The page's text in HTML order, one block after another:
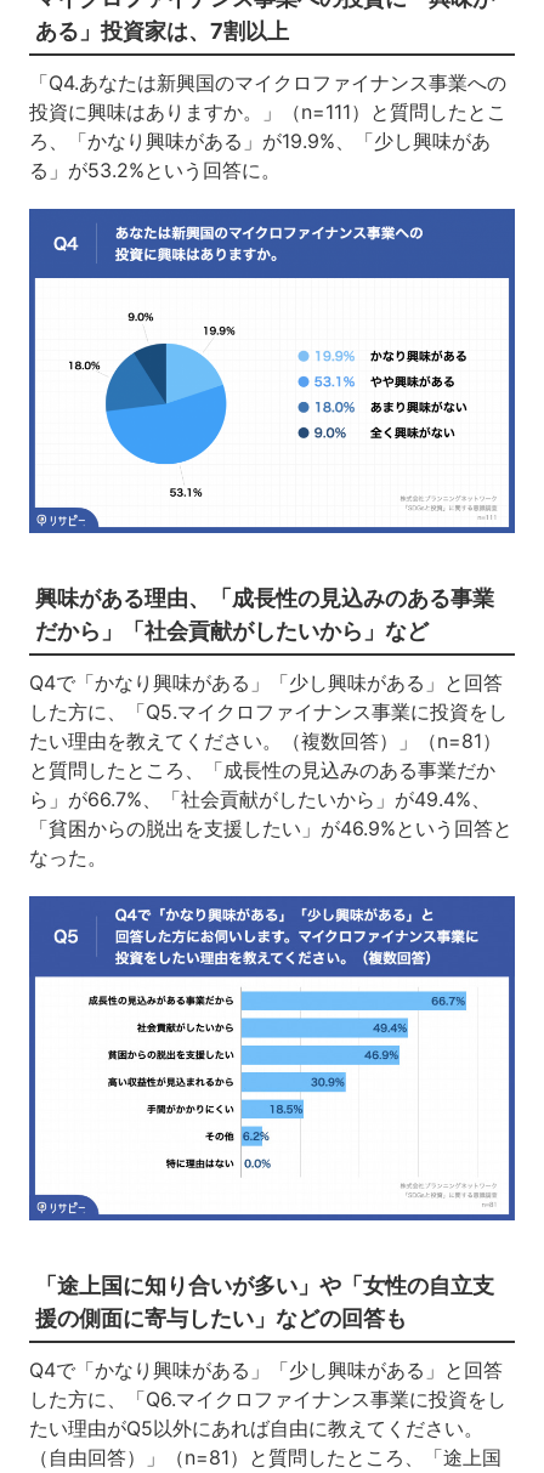
ある」投資家は、7割以上
「Q4.あなたは新興国のマイクロファイナンス事業への
投資に興味はありますか。」（n=111）と質問したとこ
ろ、「かなり興味がある」が19.9%、「少し興味があ
る」が53.2%という回答に。
興味がある理由、「成長性の見込みのある事業
だから」「社会貢献がしたいから」など
Q4で「かなり興味がある」「少し興味がある」と回答
した方に、「Q5.マイクロファイナンス事業に投資をし
たい理由を教えてください。（複数回答）」（n=81）
と質問したところ、「成長性の見込みのある事業だか
ら」が66.7%、「社会貢献がしたいから」が49.4%、
「貧困からの脱出を支援したい」が46.9%という回答と
なった。
「途上国に知り合いが多い」や「女性の自立支
援の側面に寄与したい」などの回答も
Q4で「かなり興味がある」「少し興味がある」と回答
した方に、「Q6.マイクロファイナンス事業に投資をし
たい理由がQ5以外にあれば自由に教えてください。
（自由回答）」（n=81）と質問したところ、「途上国